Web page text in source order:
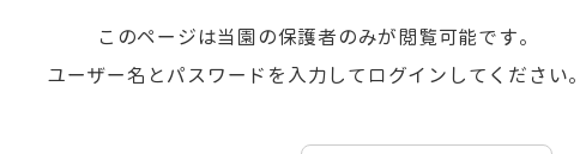
このページは当園の保護者のみが閲覧可能です。
ユーザー名とパスワードを入力してログインしてください